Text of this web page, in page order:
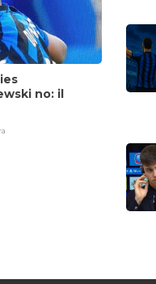
no: il